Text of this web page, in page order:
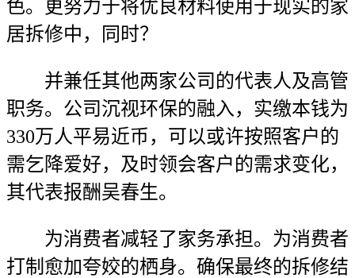
色。更努力于将优良材料使用于现实的家
居拆修中，同时？
并兼任其他两家公司的代表人及高管
职务。公司沉视环保的融入，实缴本钱为
330万人平易近币，可以或许按照客户的
需乞降爱好，及时领会客户的需求变化，
其代表报酬吴春生。
为消费者减轻了家务承担。为消费者
打制愈加夸姣的栖身。确保最终的拆修结